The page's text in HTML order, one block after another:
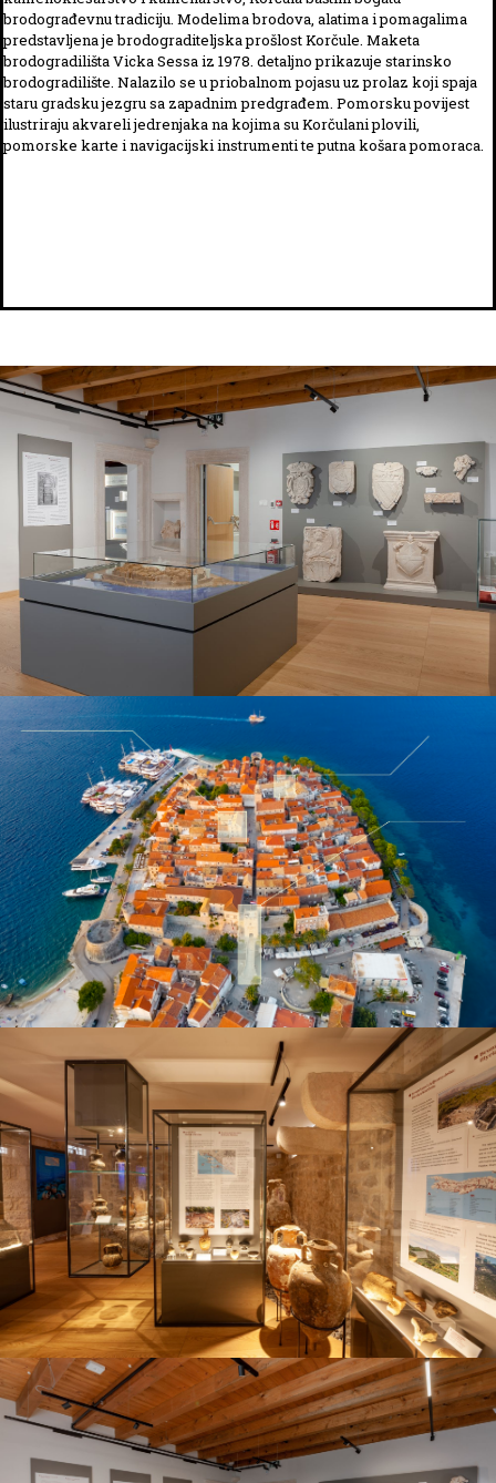
brodograđevnu tradiciju. Modelima brodova, alatima i pomagalima
predstavljena je brodograditeljska prošlost Korčule. Maketa
brodogradilišta Vicka Sessa iz 1978. detaljno prikazuje starinsko
brodogradilište. Nalazilo se u priobalnom pojasu uz prolaz koji spaja
staru gradsku jezgru sa zapadnim predgrađem. Pomorsku povijest
ilustriraju akvareli jedrenjaka na kojima su Korčulani plovili,
pomorske karte i navigacijski instrumenti te putna košara pomoraca.